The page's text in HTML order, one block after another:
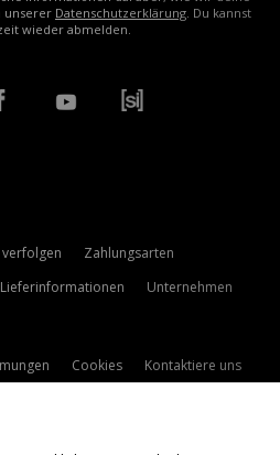
unserer Datenschutzerklärung. Du kannst
wieder abmelden.
Zahlungsarten
Lieferinformationen Unternehmen
Cookies
Kontaktiere uns